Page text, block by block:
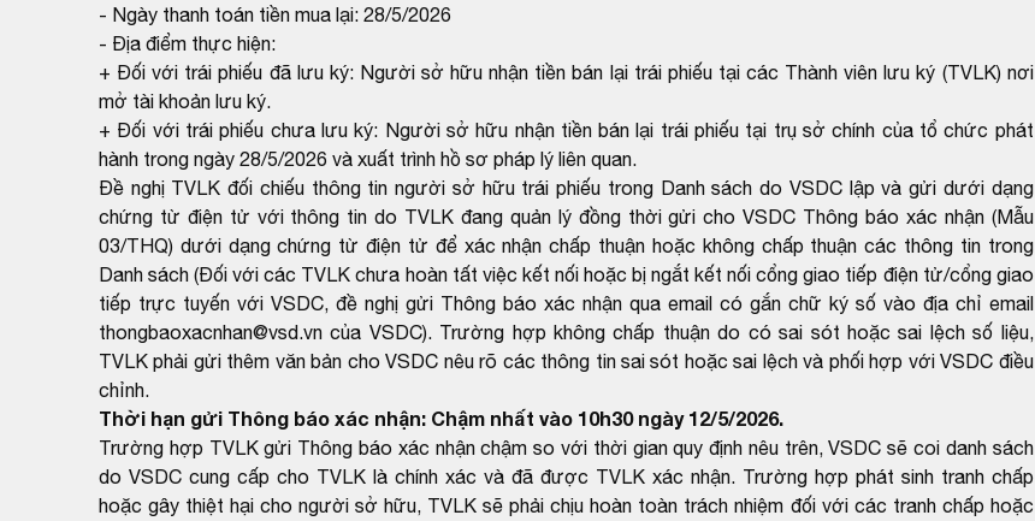
- Ngày thanh toán tiền mua lại: 28/5/2026
- Địa điểm thực hiện:
+ Đối với trái phiếu đã lưu ký: Người sở hữu nhận tiền bán lại trái phiếu tại các Thành viên lưu ký (TVLK) nơi
mở tài khoản lưu ký.
+ Đối với trái phiếu chưa lưu ký: Người sở hữu nhận tiền bán lại trái phiếu tại trụ sở chính của tổ chức phát
hành trong ngày 28/5/2026 và xuất trình hồ sơ pháp lý liên quan.
Đề nghị TVLK đối chiếu thông tin người sở hữu trái phiếu trong Danh sách do VSDC lập và gửi dưới dạng
chứng từ điện tử với thông tin do TVLK đang quản lý đồng thời gửi cho VSDC Thông báo xác nhận (Mẫu
03/THQ) dưới dạng chứng từ điện tử để xác nhận chấp thuận hoặc không chấp thuận các thông tin trong
Danh sách (Đối với các TVLK chưa hoàn tất việc kết nối hoặc bị ngắt kết nối cổng giao tiếp điện tử/cổng giao
tiếp trực tuyến với VSDC, đề nghị gửi Thông báo xác nhận qua email có gắn chữ ký số vào địa chỉ email
thongbaoxacnhan@vsd.vn của VSDC). Trường hợp không chấp thuận do có sai sót hoặc sai lệch số liệu,
TVLK phải gửi thêm văn bản cho VSDC nêu rõ các thông tin sai sót hoặc sai lệch và phối hợp với VSDC điều
chỉnh.
Thời hạn gửi Thông báo xác nhận: Chậm nhất vào 10h30 ngày 12/5/2026.
Trường hợp TVLK gửi Thông báo xác nhận chậm so với thời gian quy định nêu trên, VSDC sẽ coi danh sách
do VSDC cung cấp cho TVLK là chính xác và đã được TVLK xác nhận. Trường hợp phát sinh tranh chấp
hoặc gây thiệt hại cho người sở hữu, TVLK sẽ phải chịu hoàn toàn trách nhiệm đối với các tranh chấp hoặc